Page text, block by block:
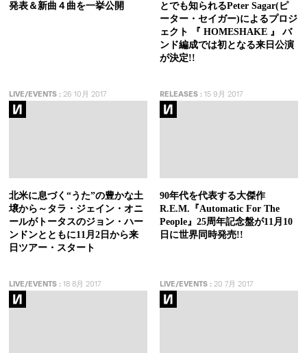
発表＆新曲４曲を一挙公開
とでも知られるPeter Sagar(ピ
ーター・セイガー)によるプロジ
ェクト 『 HOMESHAKE 』 バ
ンド編成では初となる来日公演
が決定!!
LIVE/EVENTS : 26 10月 2017
北米に息づく“うた”の豊かな土
壌から～タラ・ジェイン・オニ
ールがトータスのジョン・ハー
ンドンとともに11月2日から来
日ツアー・スタート
RELEASES:15 9月 2017
90年代を代表する大傑作
R.E.M.『Automatic For The
People』25周年記念盤が11月10
日に世界同時発売!!
LIVE/EVENTS : 18 8月 2017 LIVE/EVENTS:20 7月 2017